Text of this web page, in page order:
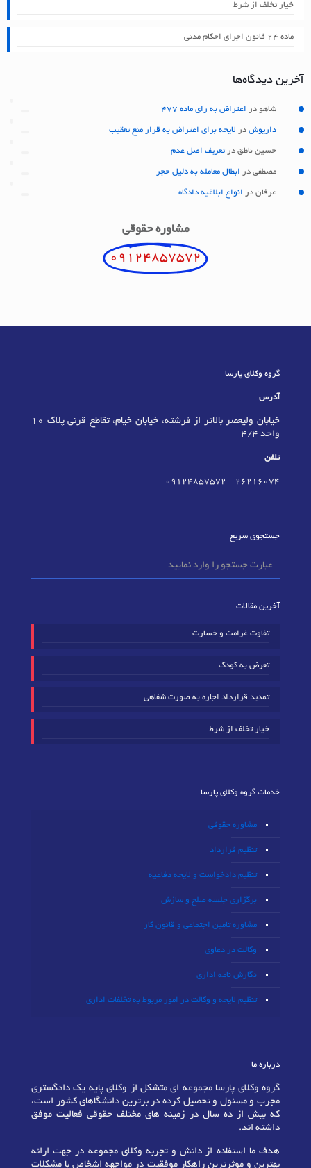
خیار تخلف از شرط
ماده ۲۴ قانون اجرای احکام مدنی
آخرین دیدگاه‌ها
شاهو در اعتراض به رای ماده 477
داریوش در لایحه برای اعتراض به قرار منع تعقیب
حسین ناطق درتعریف اصل عدم
مصطفی در ابطال معامله به دلیل حجر
عرفان در انواع ابلاغیه دادگاه
مشاوره حقوقی
09124857572
گروه وکلای پارسا
آدرس
خیابان ولیعصر بالاتر از فرشته، خیابان خیام، تقاطع قرنی پلاک 10
واحد 4/4
تلفن
٢٦٢١٦٠٧٤ –
09124857572
جستجوی سریع
آخرین مقالات
تفاوت غرامت و خسارت
تعرض به کودک
تمدید قرارداد اجاره به صورت شفاهی
خیار تخلف از شرط
خدمات گروه وکلای پارسا
مشاوره حقوقی
تنظیم قرارداد
تنظیم دادخواست و لایحه دفاعیه
برگزاری جلسه صلح و سازش
مشاوره تامین اجتماعی و قانون کار
وکالت در دعاوی
نگارش نامه اداری
تنظیم لایحه و وکالت در امور مربوط به تخلفات اداری
درباره ما
گروه وکلای پارسا مجموعه ای متشکل از وکلای پایه یک دادگستری
مجرب و مسئول و تحصیل کرده در برترین دانشگاهای کشور است،
که بیش از ده سال در زمینه های مختلف حقوقی فعالیت موفق
داشته اند.
هدف ما استفاده از دانش و تجربه وکلای مجموعه در جهت ارائه
بهترین و موثرترین راهکار موفقیت در مواجهه اشخاص با مشکلات